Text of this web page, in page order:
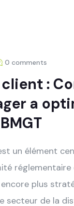
0 comments
:
a
un élément
plus
secteur de la